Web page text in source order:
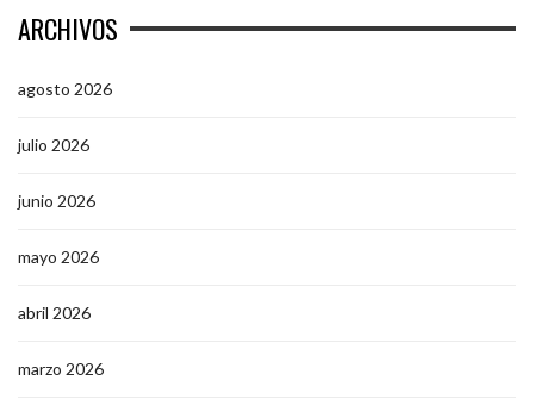
ARCHIVOS
agosto 2026
julio 2026
junio 2026
mayo 2026
abril 2026
marzo 2026